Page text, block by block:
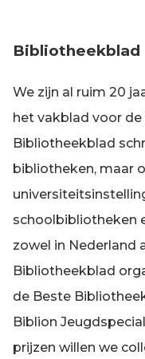
Bibliotheekblad
We zijn al ruim 20
het vakblad voor
Bibliotheekblad
bibliotheken, maar
schoolbibliotheken
zowel in Nederland
Bibliotheekblad
de Beste
Biblion
prijzen willen we